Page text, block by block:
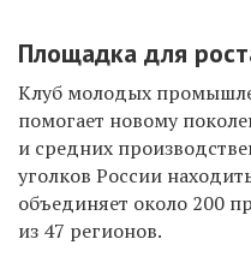
Площадка для
Клуб молодых
помогает новому
и средних
уголков России
объединяет около 200
из 47 регионов.